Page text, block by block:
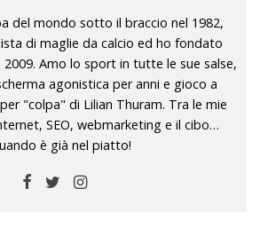
del mondo sotto il braccio nel 1982,
di maglie da calcio ed ho fondato
2009. Amo lo sport in tutte le sue salse,
agonistica per anni e gioco a
"colpa" di Lilian Thuram. Tra le mie
SEO, webmarketing e il cibo…
è già nel piatto!